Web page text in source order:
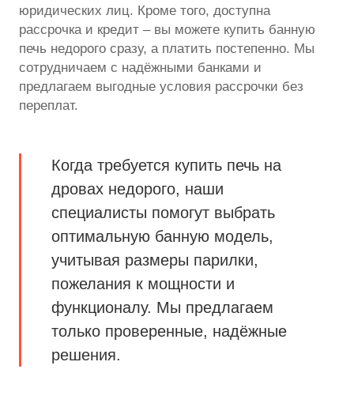
юридических лиц. Кроме того, доступна
рассрочка и кредит – вы можете купить банную
печь недорого сразу, а платить постепенно. Мы
сотрудничаем с надёжными банками и
предлагаем выгодные условия рассрочки без
переплат.
Когда требуется купить печь на
дровах недорого, наши
специалисты помогут выбрать
оптимальную банную модель,
учитывая размеры парилки,
пожелания к мощности и
функционалу. Мы предлагаем
только проверенные, надёжные
решения.